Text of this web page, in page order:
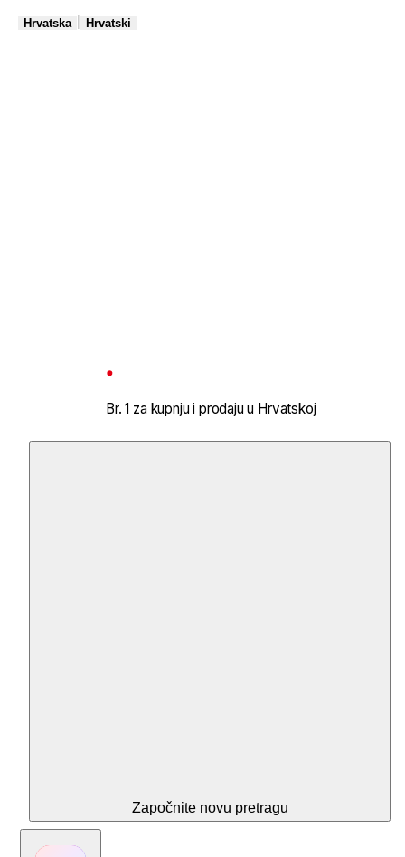
Hrvatska Hrvatski
Br. 1 za kupnju i prodaju u Hrvatskoj
Započnite novu pretragu